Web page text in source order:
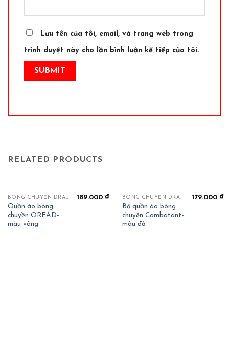
Lưu tên của tôi, email, và trang web trong
trình duyệt này cho lần bình luận kế tiếp của tôi.
RELATED PRODUCTS
BÓNG CHUYỀN DRAHA OREAD
Quần áo bóng
chuyền OREAD-
màu vàng
189.000₫ BÓNG CHUYỀN DRAHA COMBATTANT
Bộ quần áo bóng
chuyền Combatant-
màu đỏ
179.000₫